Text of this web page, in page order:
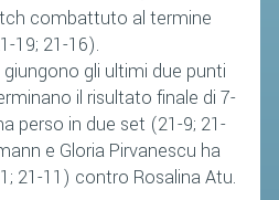
combattuto al termine
19; 21-16).
gli ultimi due punti
il risultato finale di 7-
perso in due set (21-9; 21-
e Gloria Pirvanescu ha
21-11) contro Rosalina Atu.